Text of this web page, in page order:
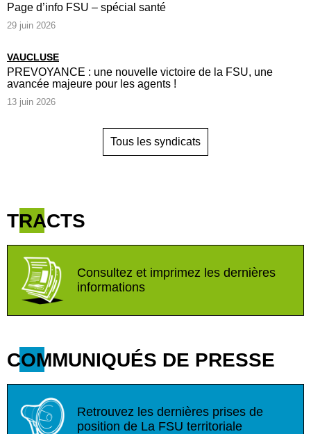
Page d’info FSU – spécial santé
29 juin 2026
VAUCLUSE
PREVOYANCE : une nouvelle victoire de la FSU, une
avancée majeure pour les agents !
13 juin 2026
Tous les syndicats
TRACTS
Consultez et imprimez les dernières
informations
COMMUNIQUÉS DE PRESSE
Retrouvez les dernières prises de
position de La FSU territoriale